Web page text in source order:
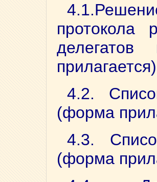
протокола
4.2.
(форма
4.3.
(форма